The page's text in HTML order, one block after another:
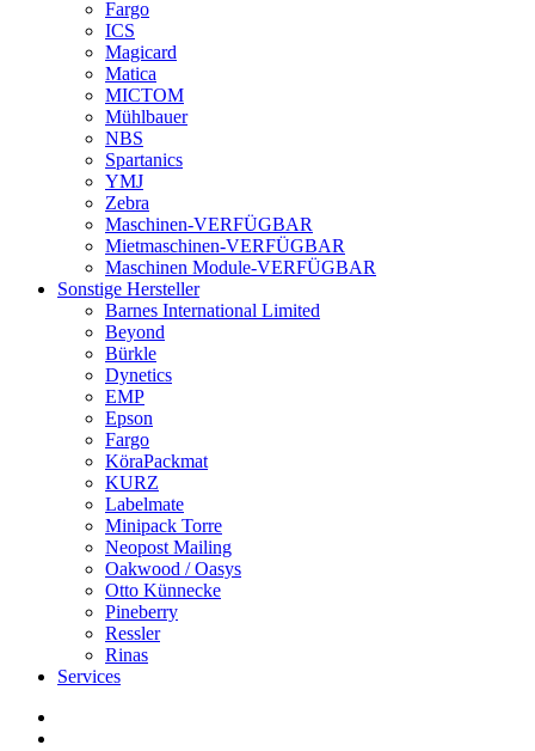
Fargo
ICS
Magicard
Matica
MICTOM
Mühlbauer
NBS
Spartanics
YMJ
Zebra
Maschinen-VERFÜGBAR
Mietmaschinen-VERFÜGBAR
Maschinen Module-VERFÜGBAR
Sonstige Hersteller
Barnes International Limited
Beyond
Bürkle
Dynetics
EMP
Epson
Fargo
KöraPackmat
KURZ
Labelmate
Minipack Torre
Neopost Mailing
Oakwood / Oasys
Otto Künnecke
Pineberry
Ressler
Rinas
Services